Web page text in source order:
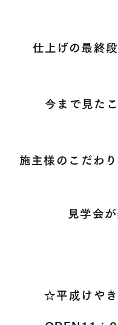
仕上げの最終
今まで見た
施主様のこだわ
見学会
☆平成けや